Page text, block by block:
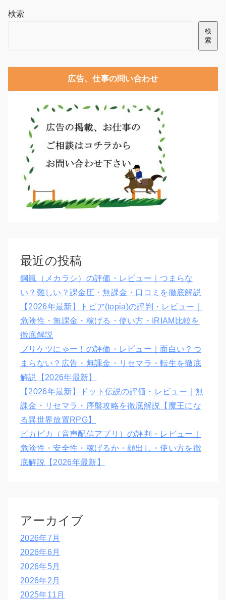
検索
検
索
広告、仕事の問い合わせ
最近の投稿
鋼嵐（メカラシ）の評価・レビュー｜つまらな
い？難しい？課金圧・無課金・口コミを徹底解説
【2026年最新】トピア(topia)の評判・レビュー｜
危険性・無課金・稼げる・使い方・IRIAM比較を
徹底解説
プリケツにゃー！の評価・レビュー｜面白い？つ
まらない？広告・無課金・リセマラ・転生を徹底
解説【2026年最新】
【2026年最新】ドット伝説の評価・レビュー｜無
課金・リセマラ・序盤攻略を徹底解説【魔王にな
る異世界放置RPG】
ピカピカ（音声配信アプリ）の評判・レビュー｜
危険性・安全性・稼げるか・顔出し・使い方を徹
底解説【2026年最新】
アーカイブ
2026年7月
2026年6月
2026年5月
2026年2月
2025年11月